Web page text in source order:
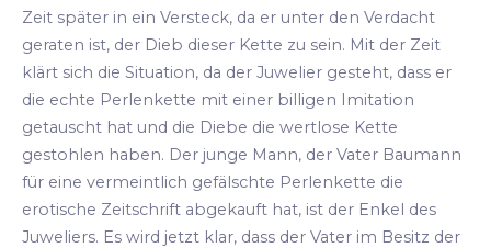
Zeit später in ein Versteck, da er unter den Verdacht
geraten ist, der Dieb dieser Kette zu sein. Mit der Zeit
klärt sich die Situation, da der Juwelier gesteht, dass er
die echte Perlenkette mit einer billigen Imitation
getauscht hat und die Diebe die wertlose Kette
gestohlen haben. Der junge Mann, der Vater Baumann
für eine vermeintlich gefälschte Perlenkette die
erotische Zeitschrift abgekauft hat, ist der Enkel des
Juweliers. Es wird jetzt klar, dass der Vater im Besitz der